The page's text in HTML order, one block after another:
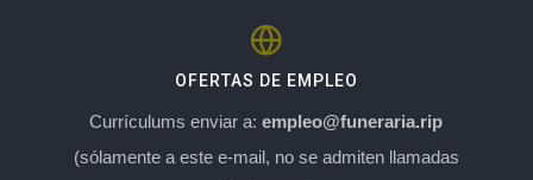
OFERTAS DE EMPLEO
Currículums enviar a:empleo@funeraria.rip
(sólamente a este e-mail, no se admiten llamadas